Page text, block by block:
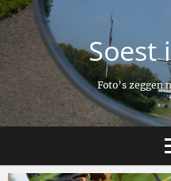
Ga
naar
de
inhoud
Soest
Foto’s zeggen